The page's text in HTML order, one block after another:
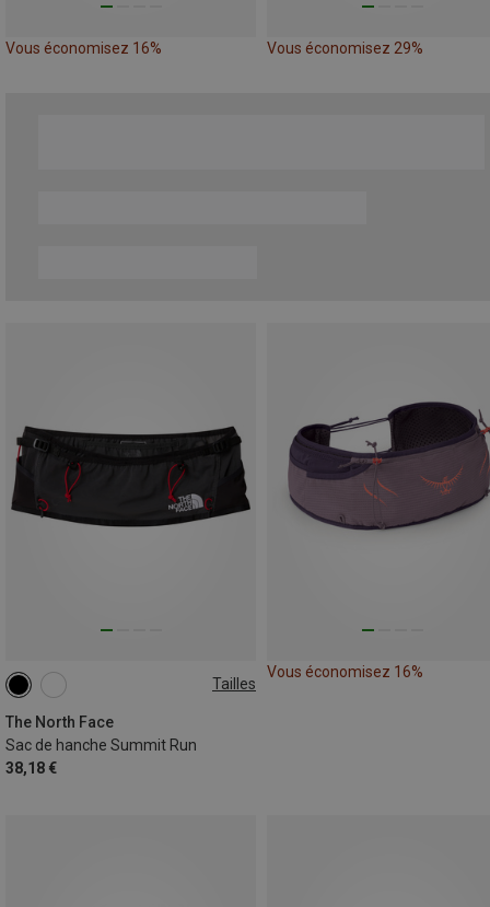
Vous économisez 16% Vous économisez 29%
Tailles
The North Face
Sac de hanche Summit Run
38,18 €
XS
Vous économisez 16%